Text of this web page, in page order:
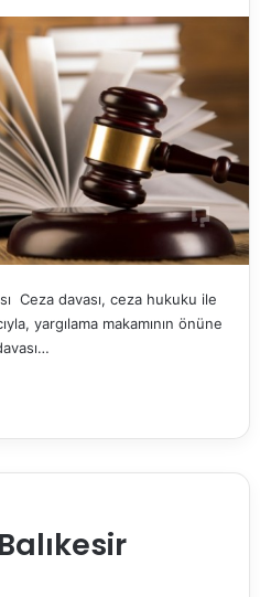
Ceza davası, ceza hukuku ile
yargılama makamının önüne